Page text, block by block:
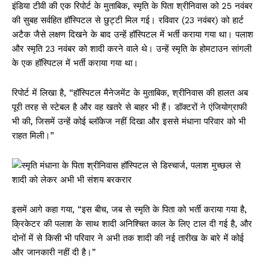
इंडिया टीवी की एक रिपोर्ट के मुताबिक, स्मृति के पिता श्रीनिवास को 25 नवंबर
की सुबह सर्वहित हॉस्पिटल से छुट्टी मिल गई। रविवार (23 नवंबर) को हार्ट
अटैक जैसे लक्षण दिखने के बाद उन्हें हॉस्पिटल में भर्ती कराया गया था। पलाश
और स्मृति 23 नवंबर को शादी करने वाले थे। उन्हें स्मृति के होमटाउन सांगली
के एक हॉस्पिटल में भर्ती कराया गया था।
रिपोर्ट में लिखा है, “हॉस्पिटल मैनेजमेंट के मुताबिक, श्रीनिवास की हालत अब
पूरी तरह से स्टेबल है और वह खतरे से बाहर भी हैं। डॉक्टरों ने एंजियोग्राफी
भी की, जिसमें उन्हें कोई ब्लॉकेज नहीं दिखा और इससे मंधाना परिवार को भी
राहत मिली।”
इसमें आगे कहा गया, “इस बीच, जब से स्मृति के पिता को भर्ती कराया गया है,
क्रिकेटर की पलाश के साथ शादी अनिश्चित काल के लिए टाल दी गई है, और
दोनों में से किसी भी परिवार ने अभी तक शादी की नई तारीख के बारे में कोई
और जानकारी नहीं दी है।”